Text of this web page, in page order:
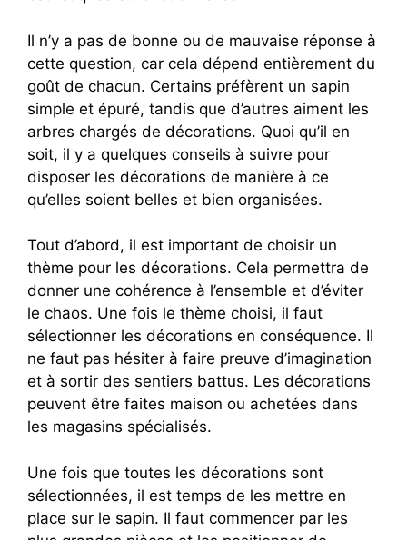
Il n’y a pas de bonne ou de mauvaise réponse à
cette question, car cela dépend entièrement du
goût de chacun. Certains préfèrent un sapin
simple et épuré, tandis que d’autres aiment les
arbres chargés de décorations. Quoi qu’il en
soit, il y a quelques conseils à suivre pour
disposer les décorations de manière à ce
qu’elles soient belles et bien organisées.
Tout d’abord, il est important de choisir un
thème pour les décorations. Cela permettra de
donner une cohérence à l’ensemble et d’éviter
le chaos. Une fois le thème choisi, il faut
sélectionner les décorations en conséquence. Il
ne faut pas hésiter à faire preuve d’imagination
et à sortir des sentiers battus. Les décorations
peuvent être faites maison ou achetées dans
les magasins spécialisés.
Une fois que toutes les décorations sont
sélectionnées, il est temps de les mettre en
place sur le sapin. Il faut commencer par les